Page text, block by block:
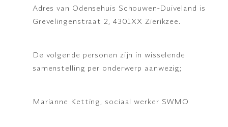
Adres van Odensehuis Schouwen-Duiveland is
Grevelingenstraat 2, 4301XX Zierikzee.
De volgende personen zijn in wisselende
samenstelling per onderwerp aanwezig;
Marianne Ketting, sociaal werker SWMO